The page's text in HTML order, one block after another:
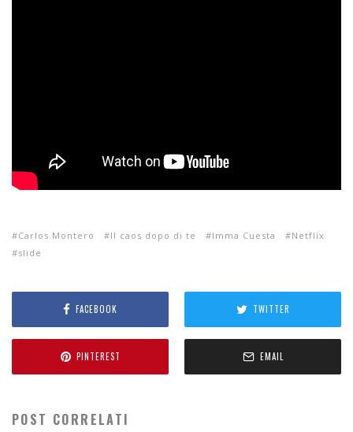
Carlos Montero Il caos dopo di te Imma Cuesta
Netflix
slide
FACEBOOK TWITTER
PINTEREST EMAIL
POST CORRELATI